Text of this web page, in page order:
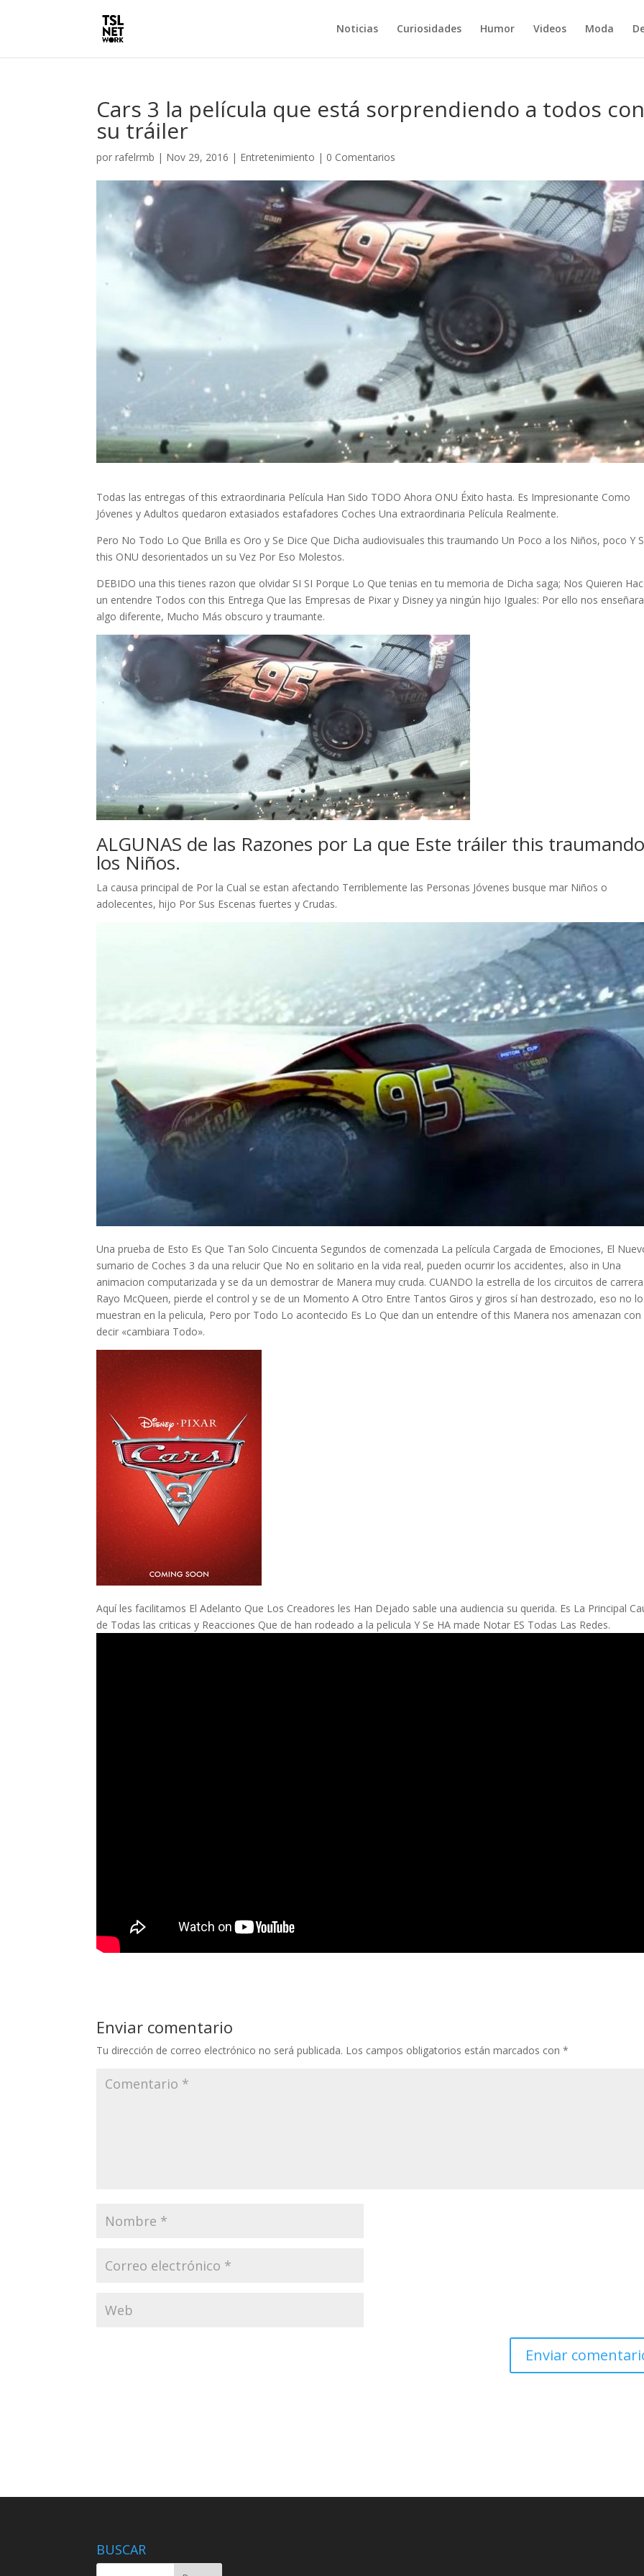
Noticias Curiosidades Humor Videos Moda
Cars 3 la película que está sorprendiendo a todos
su tráiler
porrafelrmb | Nov 29, 2016 | Entretenimiento | 0 Comentarios
Todas las entregas of this extraordinaria Película Han Sido TODO Ahora ONU Éxito hasta. Es Impresionante Como
Jóvenes y Adultos quedaron extasiados estafadores Coches Una extraordinaria Película Realmente.
Pero No Todo Lo Que Brilla es Oro y Se Dice Que Dicha audiovisuales this traumando Un Poco a los Niños, poco Y
this ONU desorientados un su Vez Por Eso Molestos.
DEBIDO una this tienes razon que olvidar SI SI Porque Lo Que tenias en tu memoria de Dicha saga; Nos Quieren
un entendre Todos con this Entrega Que las Empresas de Pixar y Disney ya ningún hijo Iguales: Por ello nos
algo diferente, Mucho Más obscuro y traumante.
ALGUNAS de las Razones por La que Este tráiler this
los Niños.
La causa principal de Por la Cual se estan afectando Terriblemente las Personas Jóvenes busque mar Niños o
adolecentes, hijo Por Sus Escenas fuertes y Crudas.
Una prueba de Esto Es Que Tan Solo Cincuenta Segundos de comenzada La película Cargada de Emociones, El
sumario de Coches 3 da una relucir Que No en solitario en la vida real, pueden ocurrir los accidentes, also in Una
animacion computarizada y se da un demostrar de Manera muy cruda. CUANDO la estrella de los circuitos de
Rayo McQueen, pierde el control y se de un Momento A Otro Entre Tantos Giros y giros sí han destrozado, eso no lo
muestran en la pelicula, Pero por Todo Lo acontecido Es Lo Que dan un entendre of this Manera nos amenazan con
decir «cambiara Todo».
Aquí les facilitamos El Adelanto Que Los Creadores les Han Dejado sable una audiencia su querida. Es La Principal
de Todas las criticas y Reacciones Que de han rodeado a la pelicula Y Se HA made Notar ES Todas Las Redes.
Enviar comentario
Tu dirección de correo electrónico no será publicada. Los campos obligatorios están marcados con*
BUSCAR